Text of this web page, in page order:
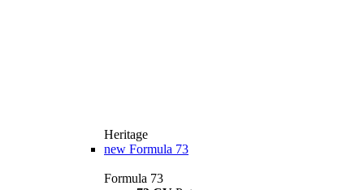
Heritage
new Formula 73
Formula 73